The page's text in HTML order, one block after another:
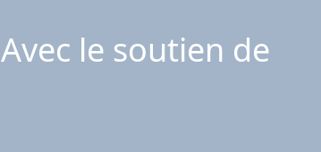
Avec le soutien de